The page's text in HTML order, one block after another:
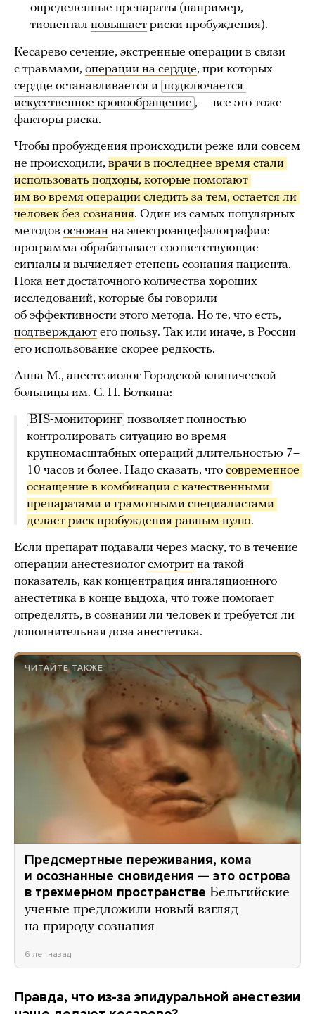
определенные препараты (например,
тиопентал повышает риски пробуждения).
Кесарево сечение, экстренные операции в связи
с травмами, операции на сердце, при которых
сердце останавливается и подключается
искусственное кровообращение , — все это тоже
факторы риска.
Чтобы пробуждения происходили реже или совсем
не происходили, врачи в последнее время стали
использовать подходы, которые помогают
им во время операции следить за тем, остается ли
человек без сознания. Один из самых популярных
методов основан на электроэнцефалографии:
программа обрабатывает соответствующие
сигналы и вычисляет степень сознания пациента.
Пока нет достаточного количества хороших
исследований, которые бы говорили
об эффективности этого метода. Но те, что есть,
подтверждают его пользу. Так или иначе, в России
его использование скорее редкость.
Анна М., анестезиолог Городской клинической
больницы им. С. П. Боткина:
BIS-мониторинг позволяет полностью
контролировать ситуацию во время
крупномасштабных операций длительностью 7–
10 часов и более. Надо сказать, что современное
оснащение в комбинации с качественными
препаратами и грамотными специалистами
делает риск пробуждения равным нулю.
Если препарат подавали через маску, то в течение
операции анестезиологсмотрит на такой
показатель, как концентрация ингаляционного
анестетика в конце выдоха, что тоже помогает
определять, в сознании ли человек и требуется ли
дополнительная доза анестетика.
ЧИТАЙТЕ ТАКЖЕ
Предсмертные переживания, кома
и осознанные сновидения — это острова
в трехмерном пространстве Бельгийские
ученые предложили новый взгляд
на природу сознания
6 лет назад
Правда, что из-за эпидуральной анестезии